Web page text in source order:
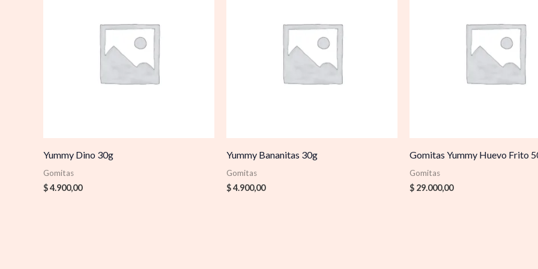
Yummy Dino 30g
Gomitas
$4.900,00
Yummy Bananitas 30g
Gomitas
$4.900,00
Gomitas Yummy Huevo Frito
Gomitas
$ 29.000,00